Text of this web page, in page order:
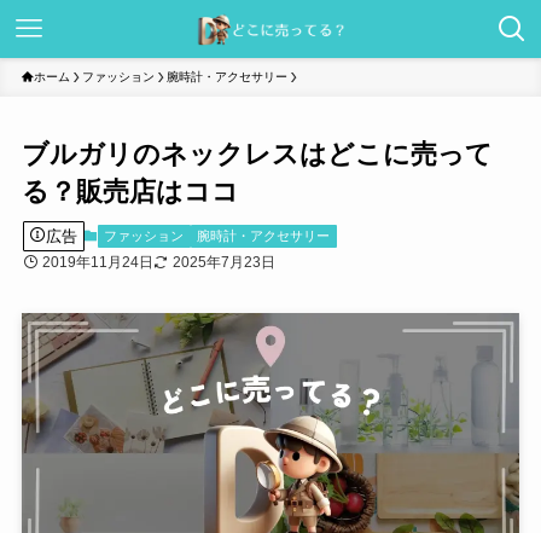
ホーム ファッション 腕時計・アクセサリー
ブルガリのネックレスはどこに売って
る？販売店はココ
広告 ファッション 腕時計・アクセサリー
2019年11月24日 2025年7月23日